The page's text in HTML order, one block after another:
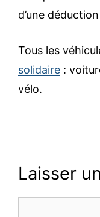
d’une
Tous les
solidaire :
vélo.
Laisser